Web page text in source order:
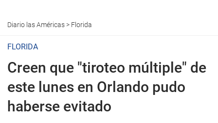
Diario las Américas> Florida
FLORIDA
Creen que "tiroteo múltiple" de
este lunes en Orlando pudo
haberse evitado